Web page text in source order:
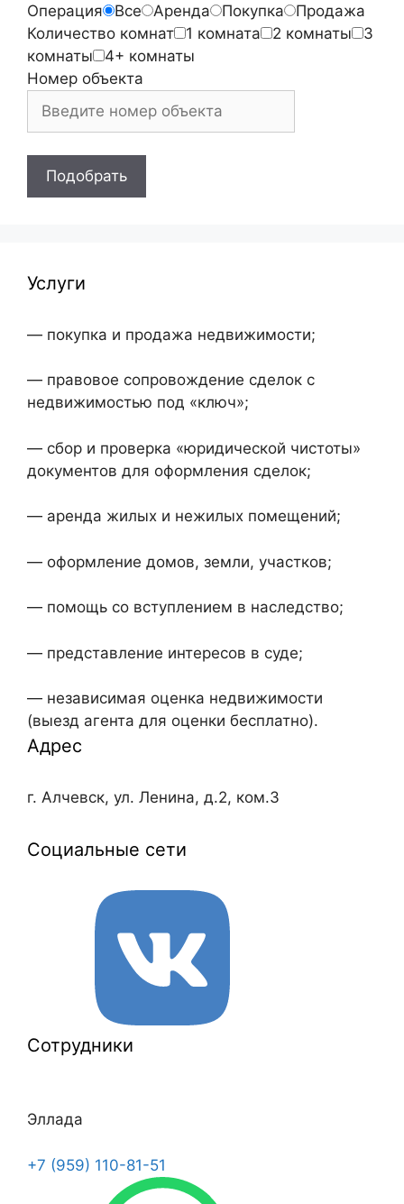
Операция
Все Аренда Покупка
Продажа
Количество комнат
1 комната 2 комнаты
3
комнаты
4+ комнаты
Номер объекта
Подобрать
Услуги
— покупка и продажа недвижимости;
— правовое сопровождение сделок с
недвижимостью под «ключ»;
— сбор и проверка «юридической чистоты»
документов для оформления сделок;
— аренда жилых и нежилых помещений;
— оформление домов, земли, участков;
— помощь со вступлением в наследство;
— представление интересов в суде;
— независимая оценка недвижимости
(выезд агента для оценки бесплатно).
Адрес
г. Алчевск, ул. Ленина, д.2, ком.3
Социальные сети
Сотрудники
Эллада
+7 (959) 110-81-51